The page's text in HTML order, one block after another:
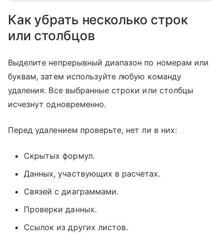
Как убрать несколько строк
или столбцов
Выделите непрерывный диапазон по номерам или
буквам, затем используйте любую команду
удаления. Все выбранные строки или столбцы
исчезнут одновременно.
Перед удалением проверьте, нет ли в них:
Скрытых формул.
Данных, участвующих в расчетах.
Связей с диаграммами.
Проверки данных.
Ссылок из других листов.